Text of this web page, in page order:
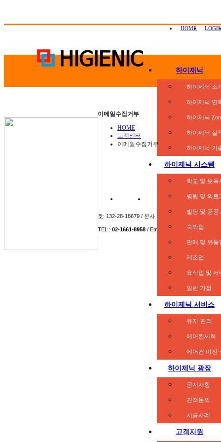
HOME
하이제닉
하이제닉 소
하이제닉 연
하이제닉
하이제닉 실
하이제닉 기
하이제닉 시스템
학교 및 보육
병원 및 의료
빌딩 및 공공
숙박업
판매 및 유통
제조업
요식업 및 서
일반 가정
하이제닉 서비스
유지·관리
에어컨세척
에어컨 이전
하이제닉 광장
공지사항
견적문의
시공사례
고객지원
이메일수집거부
HOME
고객센터
이메일수집거부
이용약관 개인정보취급방침 이메
호: 132-28-18679 / 본사 : 서울특별시 종로구 관수
TEL : 02-1661-8958 / Email: hncare@naver.com
광고 및 마케팅 업체의 메일 및 전화수집을 거부합
.All rights reserved